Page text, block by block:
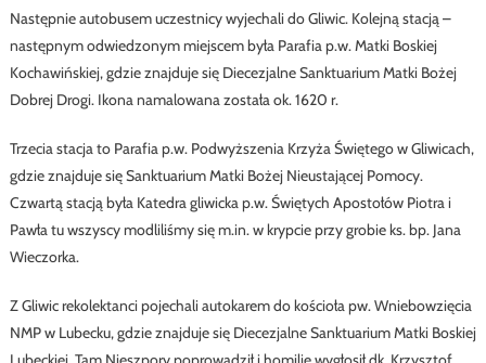
Następnie autobusem uczestnicy wyjechali do Gliwic. Kolejną stacją –
następnym odwiedzonym miejscem była Parafia p.w. Matki Boskiej
Kochawińskiej, gdzie znajduje się Diecezjalne Sanktuarium Matki Bożej
Dobrej Drogi. Ikona namalowana została ok. 1620 r.
Trzecia stacja to Parafia p.w. Podwyższenia Krzyża Świętego w Gliwicach,
gdzie znajduje się Sanktuarium Matki Bożej Nieustającej Pomocy.
Czwartą stacją była Katedra gliwicka p.w. Świętych Apostołów Piotra i
Pawła tu wszyscy modliliśmy się m.in. w krypcie przy grobie ks. bp. Jana
Wieczorka.
Z Gliwic rekolektanci pojechali autokarem do kościoła pw. Wniebowzięcia
NMP w Lubecku, gdzie znajduje się Diecezjalne Sanktuarium Matki Boskiej